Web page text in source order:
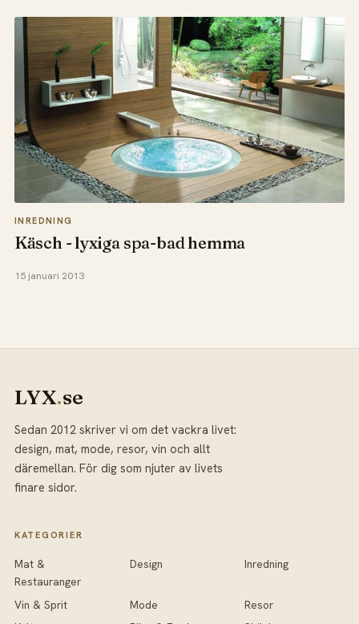
INREDNING
Käsch - lyxiga spa-bad hemma
15 januari 2013
LYX.se
Sedan 2012 skriver vi om det vackra livet:
design, mat, mode, resor, vin och allt
däremellan. För dig som njuter av livets
finare sidor.
KATEGORIER
Mat &
Restauranger
Design Inredning
Vin & Sprit Mode
Resor